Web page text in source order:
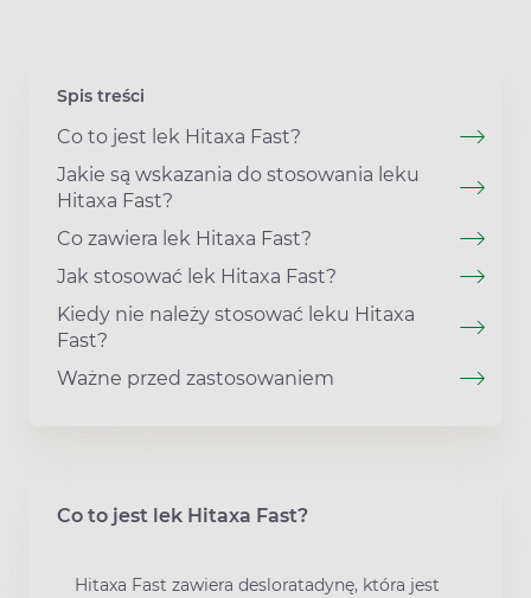
Spis treści
Co to jest lek Hitaxa Fast?
Jakie są wskazania do stosowania leku
Hitaxa Fast?
Co zawiera lek Hitaxa Fast?
Jak stosować lek Hitaxa Fast?
Kiedy nie należy stosować leku Hitaxa
Fast?
Ważne przed zastosowaniem
Co to jest lek Hitaxa Fast?
Hitaxa Fast zawiera desloratadynę, która jest